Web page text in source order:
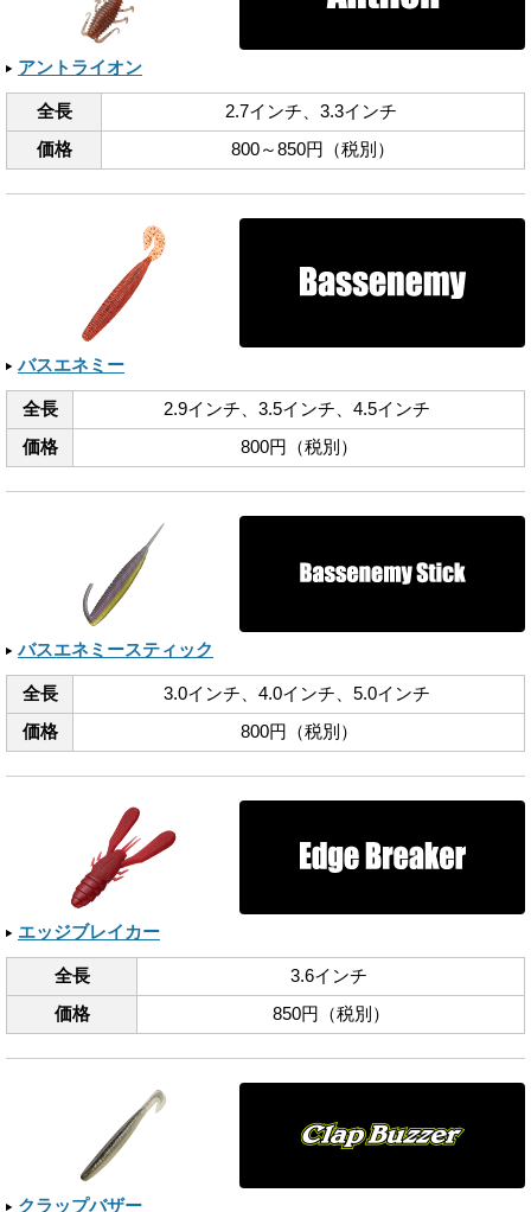
アントライオン
全長
2.7インチ、​3.3インチ
価格
800～850円（税別）
バスエネミー
全長
2.9インチ、​3.5インチ、​4.5インチ
価格
800円（税別）
バスエネミースティック
全長
3.0インチ、​4.0インチ、​5.0インチ
価格
800円（税別）
エッジブレイカー
全長
3.6インチ
価格
850円（税別）
クラップバザー